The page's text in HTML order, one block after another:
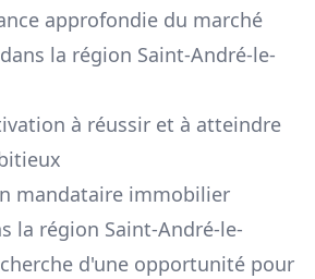
approfondie du marché
la région Saint-André-le-
à réussir et à atteindre
mandataire immobilier
la région Saint-André-le-
d'une opportunité pour